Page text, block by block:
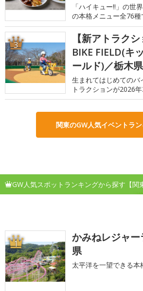
「ハイキュー!!」の世
の本格メニュー全76種
3
【新アトラク
BIKE FIELD(キ
ールド)／栃木県
生まれてはじめてのバ
トラクションが2026
関東のGW人気イベントラ
GW人気スポットランキングから探す【関
1
かみねレジャ
県
太平洋を一望できる本